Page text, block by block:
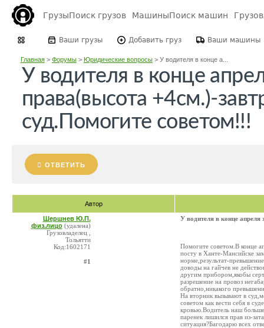
ГрузыПоиск грузов МашиныПоиск машин
Ваши грузы Добавить груз Ваши машины
Главная> Форумы> Юридические вопросы> У водителя в конце а...
У водителя в конце
права(высота +4см.)-
суд.Помогите советом!!!
ОТВЕТИТЬ
Автор
Шершнев Ю.П.
физ.лицо (удалена)
Грузовладелец ,
Тольятти
Код:1602171
#1
У водителя в конце
Помогите советом.В конце
посту в Ханте-Мансийске
норме,результат-
доводы на гайчев не
другим прибором,якобы
разрешение на провоз
обратно,никакого
На вторник вызывают в
советом как вести себя в
кровью.Водитель наш
паренек лишился прав из-
ситуация?Багодарю всех